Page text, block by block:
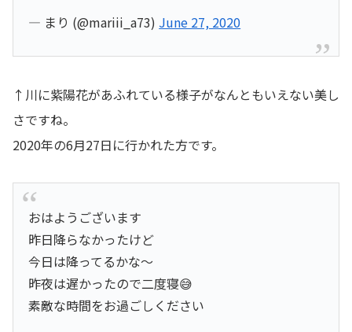
— まり (@mariii_a73) June 27, 2020
↑川に紫陽花があふれている様子がなんともいえない美し
さですね。
2020年の6月27日に行かれた方です。
おはようございます
昨日降らなかったけど
今日は降ってるかな〜
昨夜は遅かったので二度寝😅
素敵な時間をお過ごしください